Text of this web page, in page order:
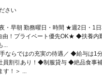
さい
・早朝 勤務曜日・時間 ★週2日・1
！プライベート優先OK★ ◆扶養内
...
ならではの充実の待遇／ ◆給与は1
員割引あり！◆制服貸与 ◆絶品食事
す！＞ ...